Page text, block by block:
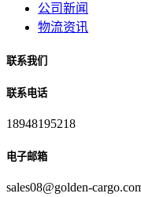
公司新闻
物流资讯
联系我们
联系电话
18948195218
电子邮箱
sales08@golden-